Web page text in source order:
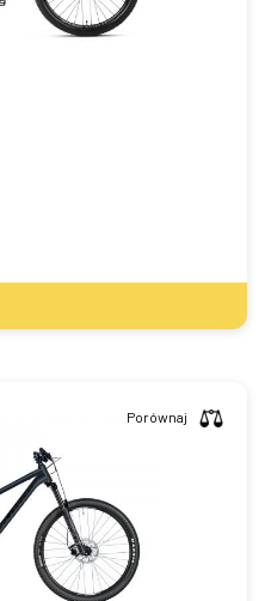
Porównaj